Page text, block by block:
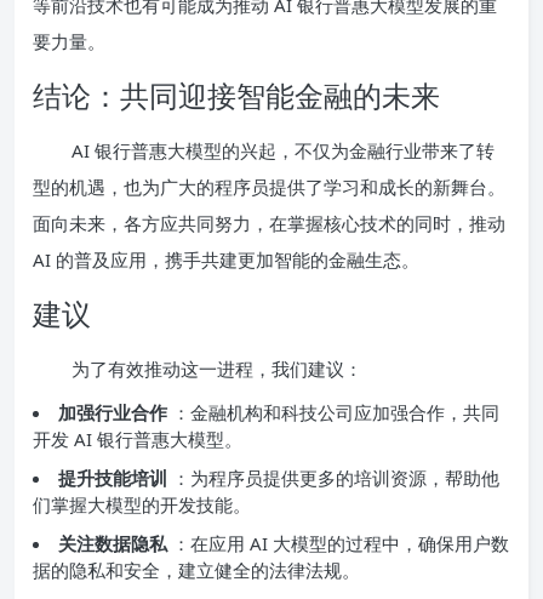
要力量。
结论：共同迎接智能金融的未来
AI 银行普惠大模型的兴起，不仅为金融行业带来了转
型的机遇，也为广大的程序员提供了学习和成长的新舞台。
面向未来，各方应共同努力，在掌握核心技术的同时，推动
AI 的普及应用，携手共建更加智能的金融生态。
建议
为了有效推动这一进程，我们建议：
加强行业合作 ：金融机构和科技公司应加强合作，共同
开发 AI 银行普惠大模型。
提升技能培训 ：为程序员提供更多的培训资源，帮助他
们掌握大模型的开发技能。
关注数据隐私 ：在应用 AI 大模型的过程中，确保用户数
据的隐私和安全，建立健全的法律法规。